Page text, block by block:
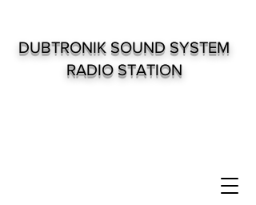
DUBTRONIK SOUND SYSTEM
RADIO STATION